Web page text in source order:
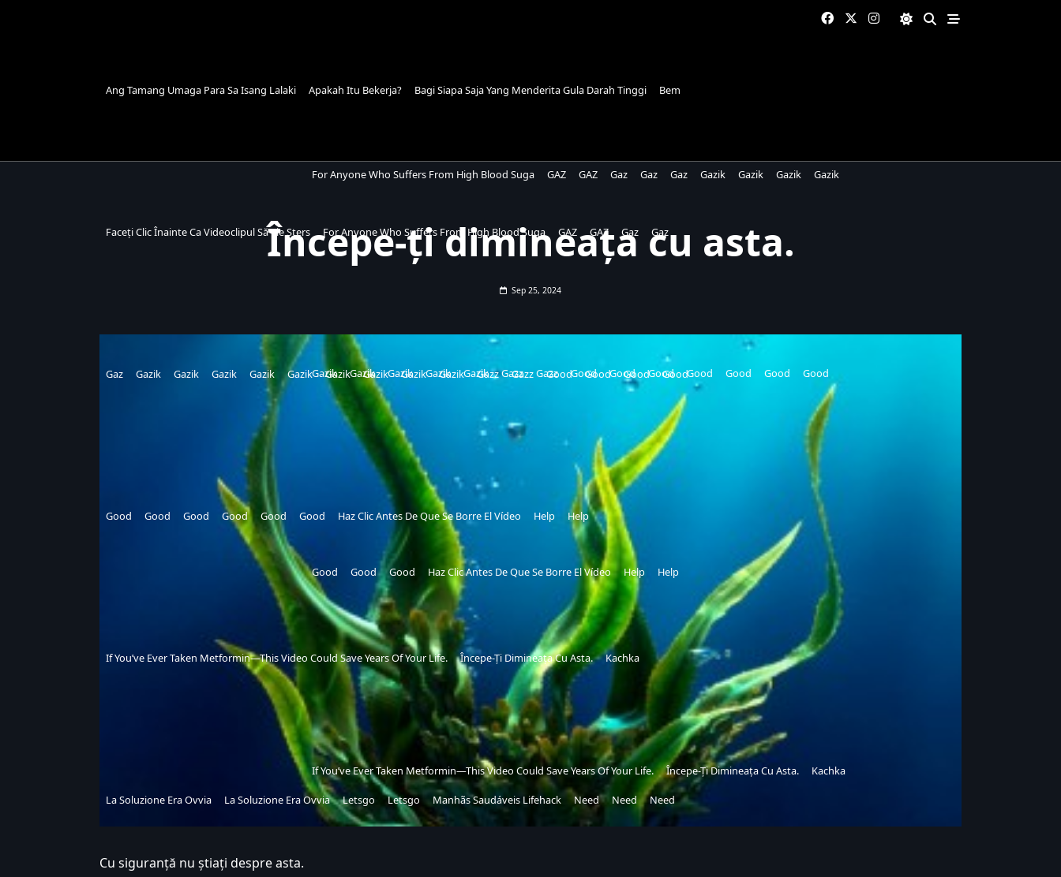
For Anyone Who Suffers From High Blood Suga GAZ GAZ Gaz Gaz Gaz Gazik Gazik Gazik Gazik
Gazik Gazik Gazik Gazik Gazik Gazz Gazz Good Good Good Good Good Good Good
Good Good Good Haz Clic Antes De Que Se Borre El Vídeo Help Help
If You’ve Ever Taken Metformin—This Video Could Save Years Of Your Life. Începe-Ți Dimineața Cu Asta. Kachka
Ang Tamang Umaga Para Sa Isang Lalaki Apakah Itu Bekerja? Bagi Siapa Saja Yang Menderita Gula Darah Tinggi Bem
Faceți Clic Înainte Ca Videoclipul Să Fie Șters For Anyone Who Suffers From High Blood Suga GAZ GAZ Gaz Gaz
Gaz Gazik Gazik Gazik Gazik Gazik Gazik Gazik Gazik Gazik Gazz Gazz Good Good Good Good
Good Good Good Good Good Good Haz Clic Antes De Que Se Borre El Vídeo Help Help
If You’ve Ever Taken Metformin—This Video Could Save Years Of Your Life. Începe-Ți Dimineața Cu Asta. Kachka
La Soluzione Era Ovvia La Soluzione Era Ovvia Letsgo Letsgo Manhãs Saudáveis Lifehack Need Need Need
Începe-ți dimineața cu asta.
Sep 25, 2024
Cu siguranță nu știați despre asta.